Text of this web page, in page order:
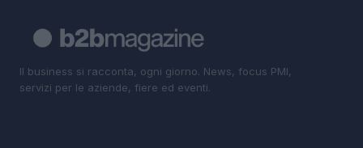
Il business si racconta, ogni giorno. News, focus PMI,
servizi per le aziende, fiere ed eventi.